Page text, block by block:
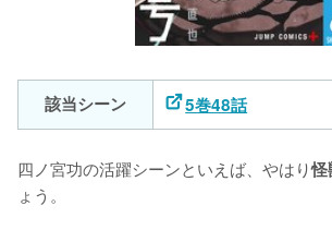
該当シーン 5巻48話
四ノ宮功の活躍シーンといえば、やはり怪
ょう。